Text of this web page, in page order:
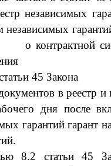
независимых
независимых
о контрактной
45 Закона
в реестр и
дня после
гарантий гарант
8.2 статьи 45